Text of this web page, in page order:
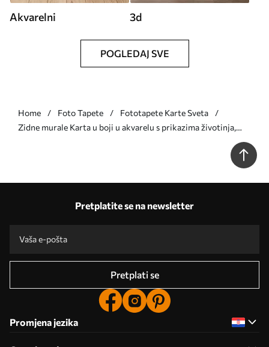
Akvarelni 3d
POGLEDAJ SVE
Home Foto Tapete
Fototapete Karte Sveta
Zidne murale Karta u boji u akvarelu s prikazima životinja,
Pretplatite se na newsletter
Pretplati se
Promjena jezika